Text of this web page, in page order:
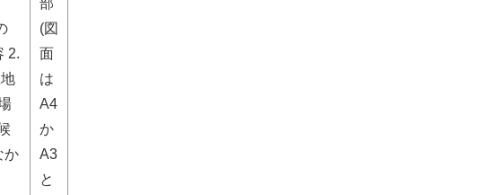
2.
か
(図
面
は
A4
か
A3
と